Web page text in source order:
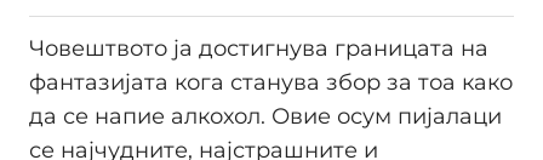
Човештвото ја достигнува границата на
фантазијата кога станува збор за тоа како
да се напие алкохол. Овие осум пијалаци
се најчудните, најстрашните и